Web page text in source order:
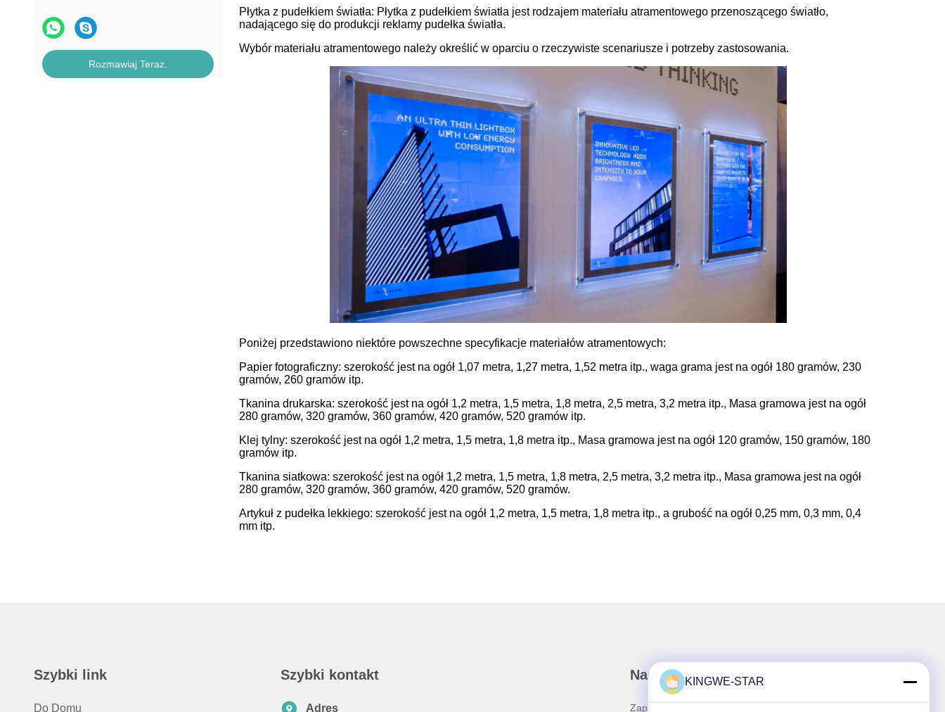
Rozmawiaj Teraz.
Płytka z pudełkiem światła: Płytka z pudełkiem światła jest rodzajem materiału atramentowego przenoszącego światło,
nadającego się do produkcji reklamy pudełka światła.
Wybór materiału atramentowego należy określić w oparciu o rzeczywiste scenariusze i potrzeby zastosowania.
Poniżej przedstawiono niektóre powszechne specyfikacje materiałów atramentowych:
Papier fotograficzny: szerokość jest na ogół 1,07 metra, 1,27 metra, 1,52 metra itp., waga grama jest na ogół 180 gramów, 230
gramów, 260 gramów itp.
Tkanina drukarska: szerokość jest na ogół 1,2 metra, 1,5 metra, 1,8 metra, 2,5 metra, 3,2 metra itp., Masa gramowa jest na ogół
280 gramów, 320 gramów, 360 gramów, 420 gramów, 520 gramów itp.
Klej tylny: szerokość jest na ogół 1,2 metra, 1,5 metra, 1,8 metra itp., Masa gramowa jest na ogół 120 gramów, 150 gramów, 180
gramów itp.
Tkanina siatkowa: szerokość jest na ogół 1,2 metra, 1,5 metra, 1,8 metra, 2,5 metra, 3,2 metra itp., Masa gramowa jest na ogół
280 gramów, 320 gramów, 360 gramów, 420 gramów, 520 gramów.
Artykuł z pudełka lekkiego: szerokość jest na ogół 1,2 metra, 1,5 metra, 1,8 metra itp., a grubość na ogół 0,25 mm, 0,3 mm, 0,4
mm itp.
Szybki link
Do Domu
Szybki kontakt
Adres
Nasz biuletyn
Zapisz się do naszego biuletynu z rabatami i innymi
KINGWE-STAR